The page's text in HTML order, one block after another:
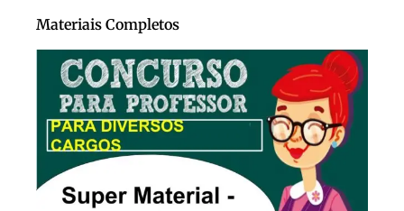
Materiais Completos